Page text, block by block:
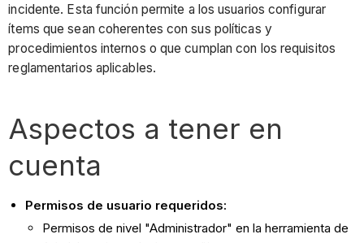
incidente. Esta función permite a los usuarios configurar
ítems que sean coherentes con sus políticas y
procedimientos internos o que cumplan con los requisitos
reglamentarios aplicables.
Aspectos a tener en
cuenta
Permisos de usuario requeridos:
Permisos de nivel "Administrador" en la herramienta de